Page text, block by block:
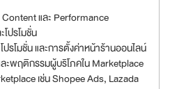
และ Performance
ปรโมชั่น
รโมชั่น และการตั้งค่าหน้าร้านออนไลน์
ละพฤติกรรมผู้บริโภคใน Marketplace
เช่น Shopee Ads, Lazada